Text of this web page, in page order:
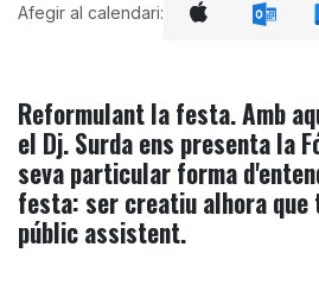
Afegir al calendari:
Reformulant la festa. Amb
el Dj. Surda ens presenta la
seva particular forma
festa: ser creatiu alhora que
públic assistent.